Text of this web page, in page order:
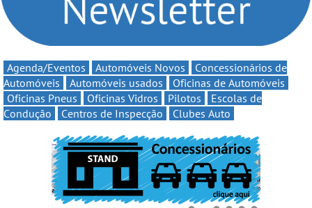
Agenda/Eventos Automóveis Novos
Concessionários de
Automóveis
Automóveis usados
Oficinas de Automóveis
Oficinas Pneus
Oficinas Vidros Pilotos
Escolas de
Condução
Centros de Inspecção Clubes Auto